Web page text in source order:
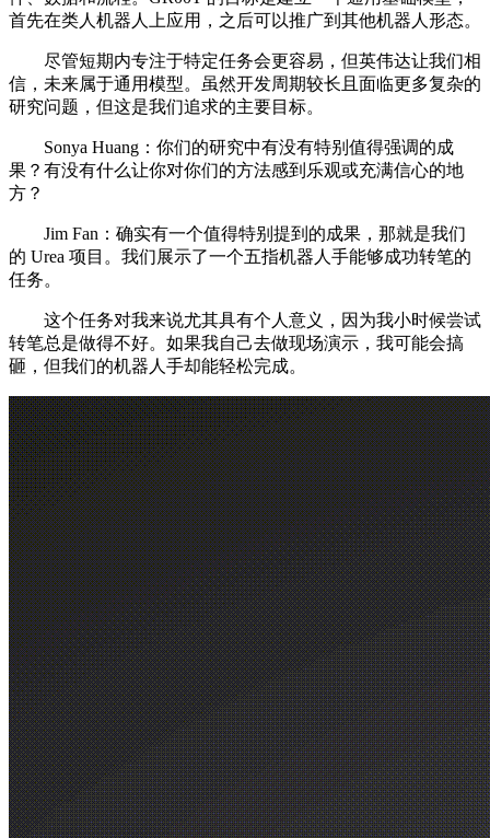
首先在类人机器人上应用，之后可以推广到其他机器人形态。
尽管短期内专注于特定任务会更容易，但英伟达让我们相
信，未来属于通用模型。虽然开发周期较长且面临更多复杂的
研究问题，但这是我们追求的主要目标。
Sonya Huang：你们的研究中有没有特别值得强调的成
果？有没有什么让你对你们的方法感到乐观或充满信心的地
方？
Jim Fan：确实有一个值得特别提到的成果，那就是我们
的 Urea 项目。我们展示了一个五指机器人手能够成功转笔的
任务。
这个任务对我来说尤其具有个人意义，因为我小时候尝试
转笔总是做得不好。如果我自己去做现场演示，我可能会搞
砸，但我们的机器人手却能轻松完成。